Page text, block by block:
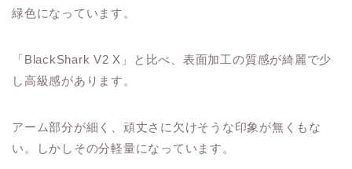
緑色になっています。
「BlackShark V2 X」と比べ、表面加工の質感が綺麗で少
し高級感があります。
アーム部分が細く、頑丈さに欠けそうな印象が無くもな
い。しかしその分軽量になっています。